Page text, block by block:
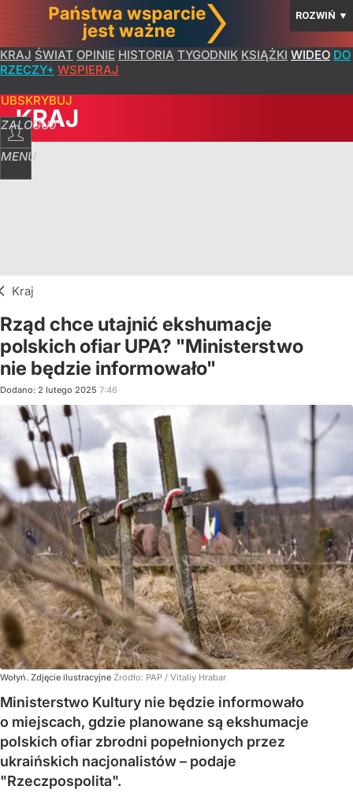
ROZWIŃ ▼
KRAJ ŚWIAT OPINIE HISTORIA TYGODNIK KSIĄŻKI WIDEO DO
RZECZY+ WSPIERAJ
ZALOGUJ
MENU
KRAJ
Kraj
Rząd chce utajnić ekshumacje
polskich ofiar UPA? "Ministerstwo
nie będzie informowało"
Dodano: 2 lutego 2025 7:46
Wołyń. Zdjęcie ilustracyjne Źródło: PAP / Vitaliy Hrabar
Ministerstwo Kultury nie będzie informowało
o miejscach, gdzie planowane są ekshumacje
polskich ofiar zbrodni popełnionych przez
ukraińskich nacjonalistów – podaje
"Rzeczpospolita".